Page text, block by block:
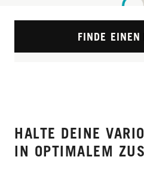
FINDE EINEN
HALTE DEINE
IN OPTIMALEM